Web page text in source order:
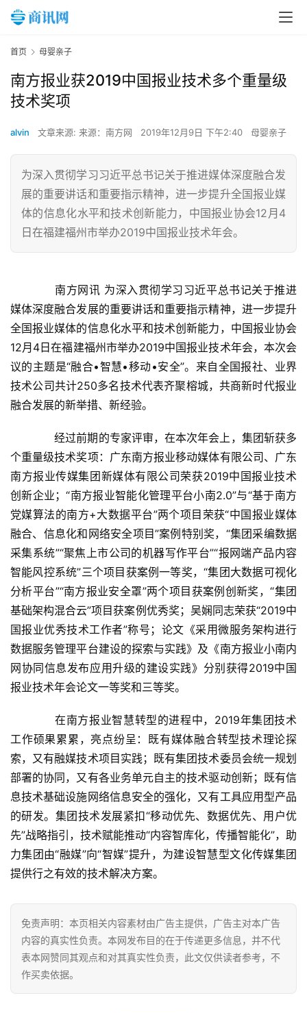
首
页
新
闻
资
讯
财
经
商
业
A
I
经
济
金
融
互
联
娱
乐
综
艺
首页 母婴亲子
南方报业获2019中国报业技术多个重量级
技术奖项
alvin 文章来源: 来源：南方网 2019年12月9日 下午2:40 母婴亲子
为深入贯彻学习习近平总书记关于推进媒体深度融合发
展的重要讲话和重要指示精神，进一步提升全国报业媒
体的信息化水平和技术创新能力，中国报业协会12月4
日在福建福州市举办2019中国报业技术年会。
南方网讯 为深入贯彻学习习近平总书记关于推进
媒体深度融合发展的重要讲话和重要指示精神，进一步提升
全国报业媒体的信息化水平和技术创新能力，中国报业协会
12月4日在福建福州市举办2019中国报业技术年会，本次会
议的主题是“融合•智慧•移动•安全”。来自全国报社、业界
技术公司共计250多名技术代表齐聚榕城，共商新时代报业
融合发展的新举措、新经验。
经过前期的专家评审，在本次年会上，集团斩获多
个重量级技术奖项：广东南方报业移动媒体有限公司、广东
南方报业传媒集团新媒体有限公司荣获2019中国报业技术
创新企业；“南方报业智能化管理平台小南2.0”与“基于南方
党媒算法的南方+大数据平台”两个项目荣获“中国报业媒体
融合、信息化和网络安全项目”案例特别奖，“集团采编数据
采集系统”“聚焦上市公司的机器写作平台”“报网端产品内容
智能风控系统”三个项目获案例一等奖，“集团大数据可视化
分析平台”“南方报业安全罩”两个项目获案例创新奖，“集团
基础架构混合云”项目获案例优秀奖；吴娴同志荣获“2019中
国报业优秀技术工作者”称号；论文《采用微服务架构进行
数据服务管理平台建设的探索与实践》及《南方报业小南内
网协同信息发布应用升级的建设实践》分别获得2019中国
报业技术年会论文一等奖和三等奖。
在南方报业智慧转型的进程中，2019年集团技术
工作硕果累累，亮点纷呈：既有媒体融合转型技术理论探
索，又有融媒技术项目实践；既有集团技术委员会统一规划
部署的协同，又有各业务单元自主的技术驱动创新；既有信
息技术基础设施网络信息安全的强化，又有工具应用型产品
的研发。集团技术发展紧扣“移动优先、数据优先、用户优
先”战略指引，技术赋能推动“内容智库化，传播智能化”，助
力集团由“融媒”向“智媒”提升，为建设智慧型文化传媒集团
提供行之有效的技术解决方案。
免责声明：本页相关内容素材由广告主提供，广告主对本广告
内容的真实性负责。本网发布目的在于传递更多信息，并不代
表本网赞同其观点和对其真实性负责，此文仅供读者参考，不
作买卖依据。